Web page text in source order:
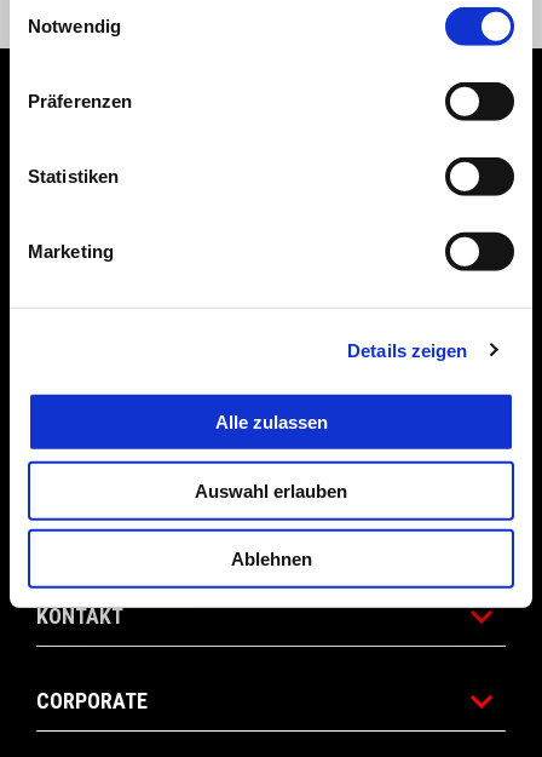
Notwendig
Präferenzen
Statistiken
Marketing
Details zeigen
Alle zulassen
Auswahl erlauben
Ablehnen
DIE WELT VON APRILIA
WARTUNG UND SERVICE
KONTAKT
CORPORATE